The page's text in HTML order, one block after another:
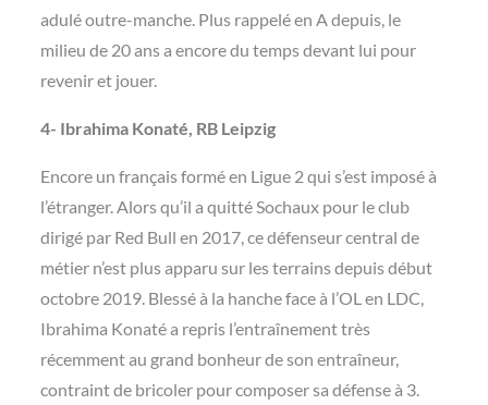
adulé outre-manche. Plus rappelé en A depuis, le
milieu de 20 ans a encore du temps devant lui pour
revenir et jouer.
4- Ibrahima Konaté, RB Leipzig
Encore un français formé en Ligue 2 qui s’est imposé à
l’étranger. Alors qu’il a quitté Sochaux pour le club
dirigé par Red Bull en 2017, ce défenseur central de
métier n’est plus apparu sur les terrains depuis début
octobre 2019. Blessé à la hanche face à l’OL en LDC,
Ibrahima Konaté a repris l’entraînement très
récemment au grand bonheur de son entraîneur,
contraint de bricoler pour composer sa défense à 3.